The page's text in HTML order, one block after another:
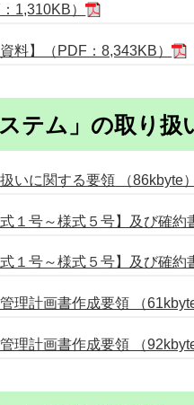
1,310KB）
料】（PDF：8,343KB）
テム」の取り扱
いに関する要領 （86kbyte
１号～様式５号】及び確
１号～様式５号】及び確
理計画書作成要領 （
理計画書作成要領 （